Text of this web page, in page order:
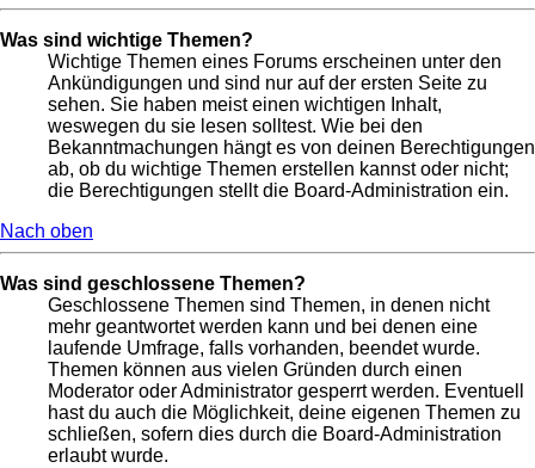
Was sind wichtige Themen?
Wichtige Themen eines Forums erscheinen unter den
Ankündigungen und sind nur auf der ersten Seite zu
sehen. Sie haben meist einen wichtigen Inhalt,
weswegen du sie lesen solltest. Wie bei den
Bekanntmachungen hängt es von deinen Berechtigungen
ab, ob du wichtige Themen erstellen kannst oder nicht;
die Berechtigungen stellt die Board-Administration ein.
Nach oben
Was sind geschlossene Themen?
Geschlossene Themen sind Themen, in denen nicht
mehr geantwortet werden kann und bei denen eine
laufende Umfrage, falls vorhanden, beendet wurde.
Themen können aus vielen Gründen durch einen
Moderator oder Administrator gesperrt werden. Eventuell
hast du auch die Möglichkeit, deine eigenen Themen zu
schließen, sofern dies durch die Board-Administration
erlaubt wurde.